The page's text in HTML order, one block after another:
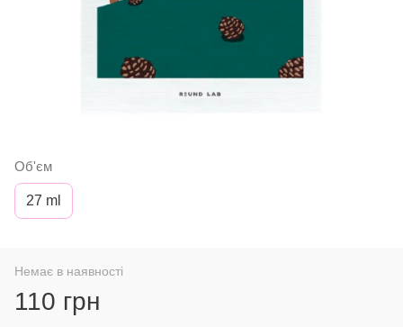
Об'єм
27 ml
Немає в наявності
110 грн